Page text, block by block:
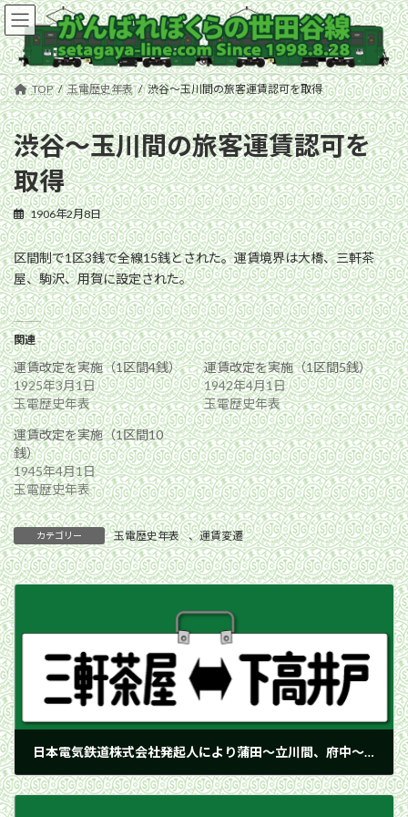
コ
ン
テ
ン
ツ
へ
ス
キ
ッ
プ
ナ
ビ
ゲ
ー
シ
ョ
ン
に
移
動
TOP 玉電歴史年表 渋谷〜玉川間の旅客運賃認可を取得
渋谷〜玉川間の旅客運賃認可を
取得
1906年2月8日
区間制で1区3銭で全線15銭とされた。運賃境界は大橋、三軒茶
屋、駒沢、用賀に設定された。
関連
運賃改定を実施（1区間4銭）
1925年3月1日
玉電歴史年表
運賃改定を実施（1区間5銭）
1942年4月1日
玉電歴史年表
運賃改定を実施（1区間10
銭）
1945年4月1日
玉電歴史年表
カテゴリー 玉電歴史年表 、運賃変遷
日本電気鉄道株式会社発起人により蒲田〜立川間、府中〜内藤新宿間の軌道敷設を出願
1905年12月12日